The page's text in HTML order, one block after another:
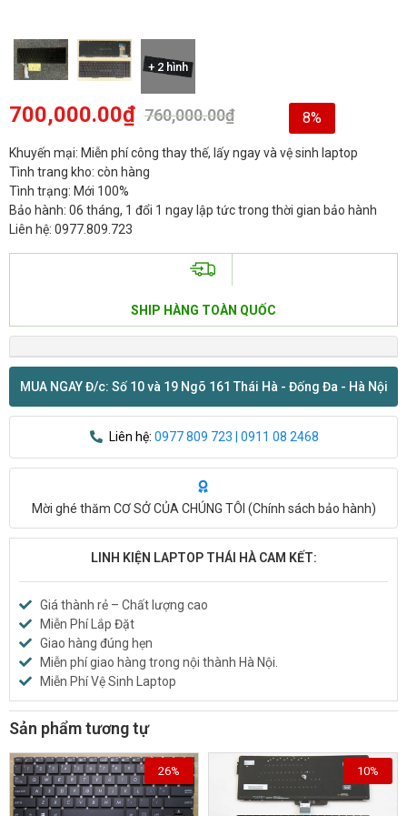
+ 2 hình
760,000.00₫
700,000.00₫ 8%
Khuyến mại: Miễn phí công thay thế, lấy ngay và vệ sinh laptop
Tình trang kho: còn hàng
Tình trạng: Mới 100%
Bảo hành: 06 tháng, 1 đổi 1 ngay lập tức trong thời gian bảo hành
Liên hệ: 0977.809.723
SHIP HÀNG TOÀN QUỐC
MUA NGAY Đ/c: Số 10 và 19 Ngõ 161 Thái Hà - Đống Đa - Hà Nội
Liên hệ: 0977 809 723 | 0911 08 2468
Mời ghé thăm CƠ SỞ CỦA CHÚNG TÔI (Chính sách bảo hành)
LINH KIỆN LAPTOP THÁI HÀ CAM KẾT:
Giá thành rẻ – Chất lượng cao
Miễn Phí Lắp Đặt
Giao hàng đúng hẹn
Miễn phí giao hàng trong nội thành Hà Nội.
Miễn Phí Vệ Sinh Laptop
Sản phẩm tương tự
26% 10%